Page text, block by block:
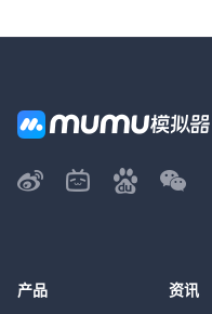
产品 资讯